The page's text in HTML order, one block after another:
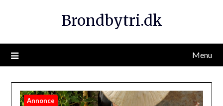
Brondbytri.dk
Menu
Annonce